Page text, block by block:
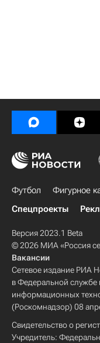
Футбол Фигурное
Спецпроекты
Версия 2023.1 Beta
© 2026 МИА «Россия
Вакансии
Сетевое издание РИА
в Федеральной службе
информационных
(Роскомнадзор) 08
Свидетельство о
Учредитель: